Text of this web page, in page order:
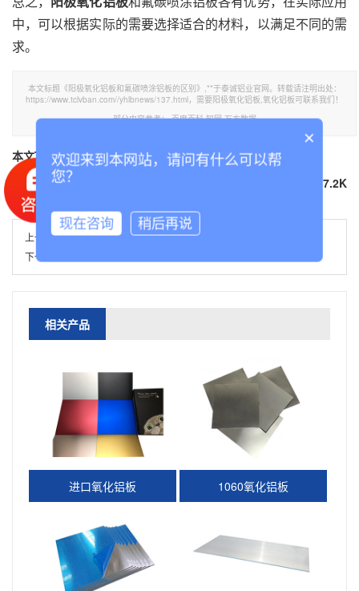
中，可以根据实际的需要选择适合的材料，以满足不同的需
求。
本文标题《阳极氧化铝板和氟碳喷涂铝板的区别》,**于泰诚铝业官网。转载请注明出处：
https://www.tclvban.com//yhlbnews/137.html，需要阳极氧化铝板,氧化铝板可联系我们！
部分内容参考：百度百科 知网 万方数据
本文TGA标签： 阳极氧化铝板
氧化铝板
67.2K
上一篇：阳极氧化是什么意思
下一篇：
相关产品
进口氧化铝板 1060氧化铝板
×
欢迎来到本网站，请问有什么可以帮
您？
现在咨询 稍后再说